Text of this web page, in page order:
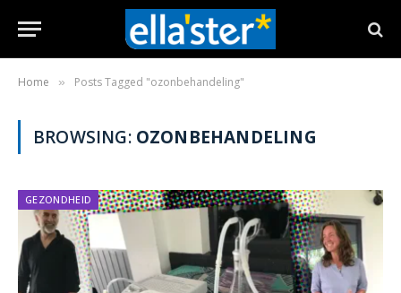
Home » Posts Tagged "ozonbehandeling"
BROWSING: OZONBEHANDELING
GEZONDHEID